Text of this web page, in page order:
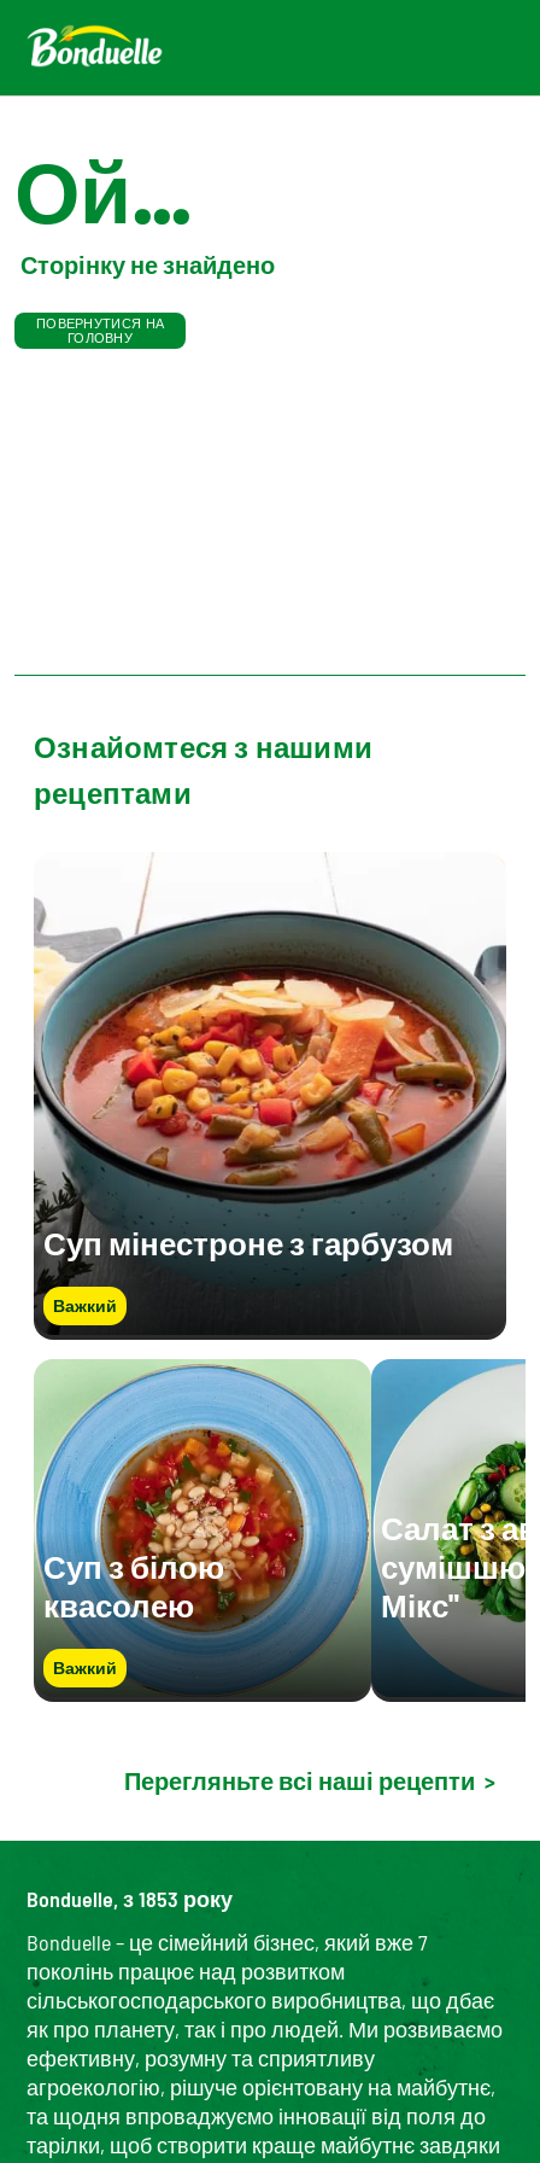
Ой...
Сторінку не знайдено
ПОВЕРНУТИСЯ НА
ГОЛОВНУ
Ознайомтеся з нашими
рецептами
Суп мінестроне з гарбузом
Важкий
Суп з білою
квасолею
Важкий
Салат з
сумішшю
Мікс"
Перегляньте всі наші рецепти >
Bonduelle, з 1853 року
Bonduelle – це сімейний бізнес, який вже 7
поколінь працює над розвитком
сільськогосподарського виробництва, що дбає
як про планету, так і про людей. Ми розвиваємо
ефективну, розумну та сприятливу
агроекологію, рішуче орієнтовану на майбутнє,
та щодня впроваджуємо інновації від поля до
тарілки, щоб створити краще майбутнє завдяки